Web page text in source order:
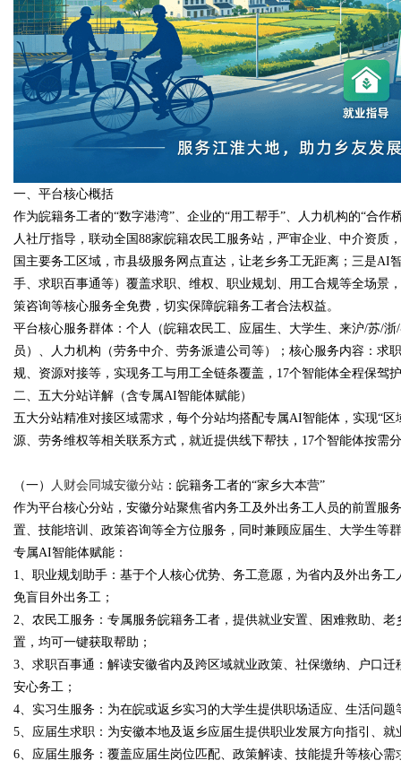
d
一、平台核心概括
作为皖籍务工者的“数字港湾”、企业的“用工帮手”、人力机构的“合
人社厅指导，联动全国88家皖籍农民工服务站，严审企业、中介资
国主要务工区域，市县级服务网点直达，让老乡务工无距离；三是AI
手、求职百事通等）覆盖求职、维权、职业规划、用工合规等全场景
策咨询等核心服务全免费，切实保障皖籍务工者合法权益。
平台核心服务群体：个人（皖籍农民工、应届生、大学生、来沪/苏/
员）、人力机构（劳务中介、劳务派遣公司等）；核心服务内容：求
规、资源对接等，实现务工与用工全链条覆盖，17个智能体全程保驾
二、五大分站详解（含专属AI智能体赋能）
五大分站精准对接区域需求，每个分站均搭配专属AI智能体，实现“
源、劳务维权等相关联系方式，就近提供线下帮扶，17个智能体按需
（一） 人财会同城安徽分站 ：皖籍务工者的“家乡大本营”
作为平台核心分站，安徽分站聚焦省内务工及外出务工人员的前置服
置、技能培训、政策咨询等全方位服务，同时兼顾应届生、大学生等
专属AI智能体赋能：
1、职业规划助手：基于个人核心优势、务工意愿，为省内及外出务
免盲目外出务工；
2、农民工服务：专属服务皖籍务工者，提供就业安置、困难救助、
置，均可一键获取帮助；
3、求职百事通：解读安徽省内及跨区域就业政策、社保缴纳、户口
安心务工；
4、实习生服务：为在皖或返乡实习的大学生提供职场适应、生活问
5、应届生求职：为安徽本地及返乡应届生提供职业发展方向指引、
6、应届生服务：覆盖应届生岗位匹配、政策解读、技能提升等核心